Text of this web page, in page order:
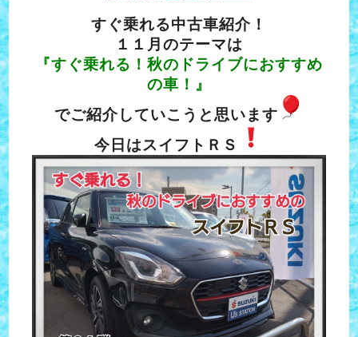
すぐ乗れる中古車紹介！
１１月のテーマは
『すぐ乗れる！秋のドライブにおすすめ
の車！』
でご紹介していこう と思います
今日はスイフトＲＳ